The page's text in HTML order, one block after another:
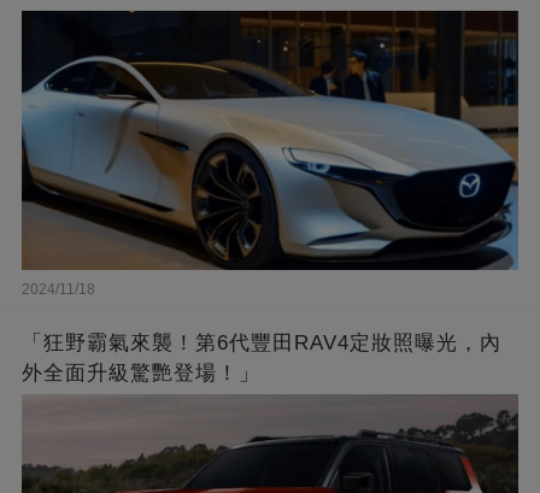
2024/11/18
「狂野霸氣來襲！第6代豐田RAV4定妝照曝光，內
外全面升級驚艷登場！」